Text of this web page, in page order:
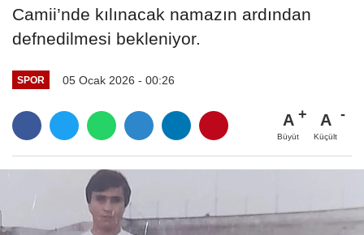
Camii’nde kılınacak namazın ardından
defnedilmesi bekleniyor.
SPOR 05 Ocak 2026 - 00:26
A
Büyüt
A
Küçült